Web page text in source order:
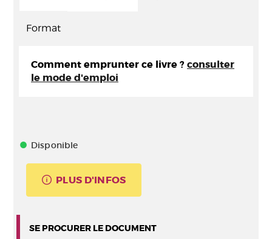
Format
Comment emprunter ce livre ? consulter
le mode d'emploi
Disponible
PLUS D'INFOS
SE PROCURER LE DOCUMENT